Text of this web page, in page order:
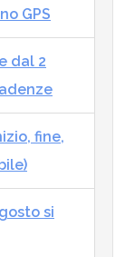
GPS
dal 2
fine,
si